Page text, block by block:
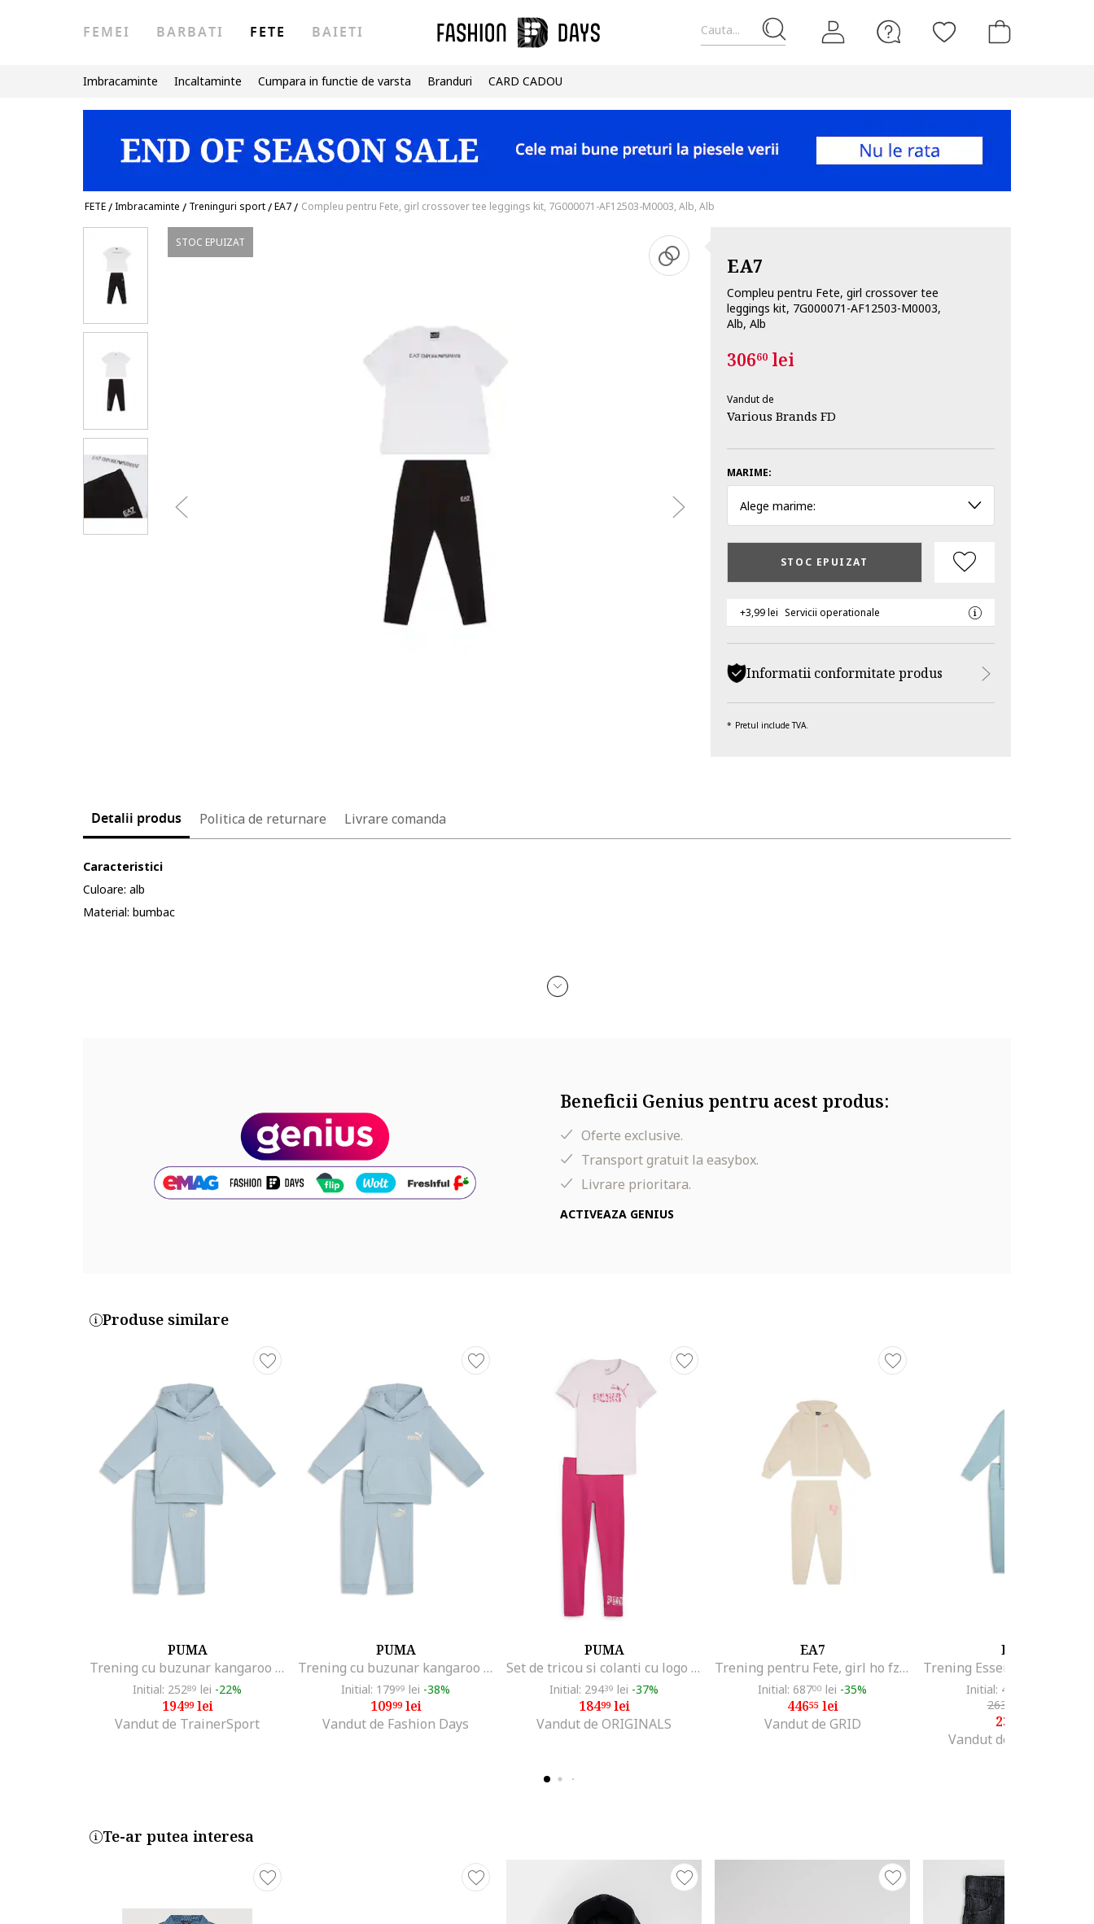
Cauta...
FEMEI BARBATI FETE BAIETI
Imbracaminte Incaltaminte Cumpara in functie de varsta Branduri CARD CADOU
FETE/Imbracaminte / Treninguri sport/EA7/ Compleu pentru Fete, girl crossover tee leggings kit, 7G000071-AF12503-M0003, Alb, Alb
STOC EPUIZAT
EA7
Compleu pentru Fete, girl crossover tee
leggings kit, 7G000071-AF12503-M0003,
Alb, Alb
30660lei
Vandut de
Various Brands FD
MARIME:
Alege marime:
STOC EPUIZAT
+3,99 lei Servicii operationale
Informatii conformitate produs
Pretul include TVA.
Detalii produs Politica de returnare Livrare comanda
Caracteristici
Culoare: alb
Material: bumbac
Beneficii Genius pentru acest produs:
Oferte exclusive.
Transport gratuit la easybox.
Livrare prioritara.
ACTIVEAZA GENIUS
Produse similare
PUMA
Trening cu buzunar kangaroo si logo brodat, Albastru prafuit
Initial: 25289 lei -22%
19499lei
Vandut de TrainerSport
PUMA
Trening cu buzunar kangaroo si logo brodat, Albastru prafuit
Initial: 17999 lei -38%
10999lei
Vandut de Fashion Days
PUMA
Set de tricou si colanti cu logo - 2 piese, Roz
Initial: 29439 lei -37%
18499lei
Vandut de ORIGINALS
EA7
Trening pentru Fete, girl ho fz ch, 7G000048-AF13135-U1079, Bej, Bej
Initial: 68700 lei -35%
44655lei
Vandut de GRID
PUMA
Initial: 422
263
237
Vandut de TrainerSport
Te-ar putea interesa